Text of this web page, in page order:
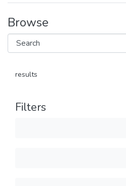
Browse
results
Filters